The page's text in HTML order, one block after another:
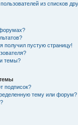
из списков
получил пустую страницу!
темы?
подписок?
тему или форум?